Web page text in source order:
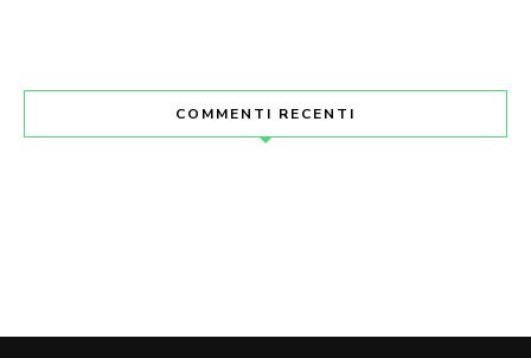
COMMENTI RECENTI